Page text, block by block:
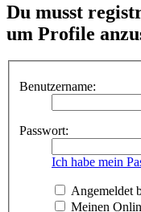
Du musst
um Profile
Benutzername:
Passwort:
Ich habe mein
Angemeldet
Meinen